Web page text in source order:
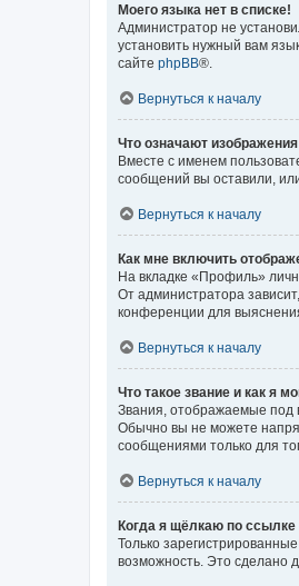
Моего языка нет в списке!
Администратор не
установить нужный вам
сайте phpBB®.
Вернуться к началу
Что означают
Вместе с именем
сообщений вы оставили,
Вернуться к началу
Как мне включить
На вкладке «Профиль»
От администратора
конференции для
Вернуться к началу
Что такое звание и как я
Звания, отображаемые под
Обычно вы не можете
сообщениями только для
Вернуться к началу
Когда я щёлкаю по ссылке
Только
возможность. Это сделано